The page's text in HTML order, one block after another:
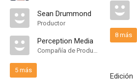
Sean Drummond
Productor
Perception Media
Compañía de Produccion
5 más
8 más
Edición